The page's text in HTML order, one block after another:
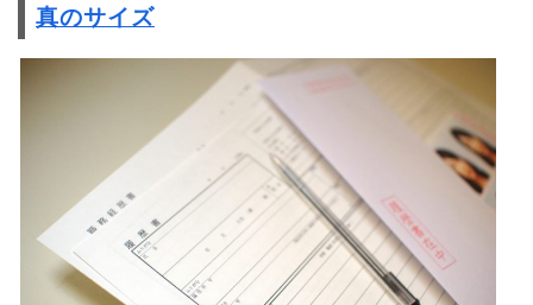
真のサイズ